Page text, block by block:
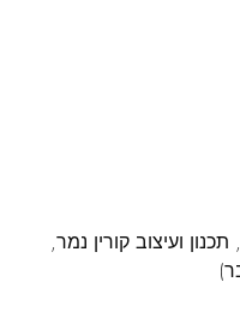
ועיצוב קורין נמר,